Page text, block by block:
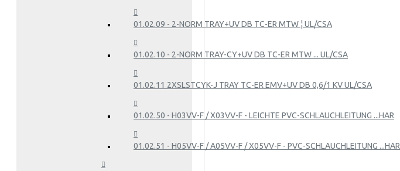
01.02.09 - 2-NORM TRAY+UV DB TC-ER MTW ¦ UL/CSA
01.02.10 - 2-NORM TRAY-CY+UV DB TC-ER MTW ... UL/CSA
01.02.11 2XSLSTCYK-J TRAY TC-ER EMV+UV DB 0,6/1 KV UL/CSA
01.02.50 - H03VV-F / X03VV-F - LEICHTE PVC-SCHLAUCHLEITUNG ...HAR
01.02.51 - H05VV-F / A05VV-F / X05VV-F - PVC-SCHLAUCHLEITUNG ...HAR